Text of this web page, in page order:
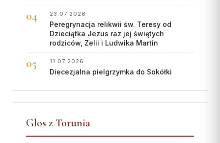
23.07.2026
Peregrynacja relikwii św. Teresy od
Dzieciątka Jezus raz jej świętych
rodziców, Zelii i Ludwika Martin
11.07.2026
Diecezjalna pielgrzymka do Sokółki
Głos z Torunia